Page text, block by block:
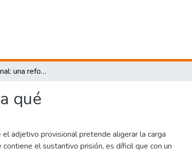
Prisión provisional: una reforma, para qué
qué
adjetivo provisional pretende aligerar la carga
el sustantivo prisión, es díficil que con un